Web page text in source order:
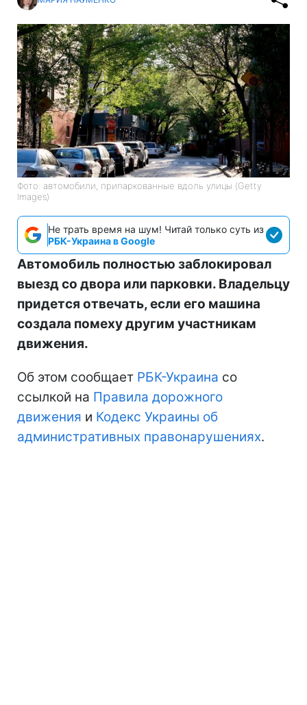
Фото: автомобили, припаркованные вдоль улицы (Getty
Images)
Не трать время на шум! Читай только суть из
РБК-Украина в Google
Автомобиль полностью заблокировал
выезд со двора или парковки. Владельцу
придется отвечать, если его машина
создала помеху другим участникам
движения.
Об этом сообщает РБК-Украина со
ссылкой на Правила дорожного
движения и Кодекс Украины об
административных правонарушениях.